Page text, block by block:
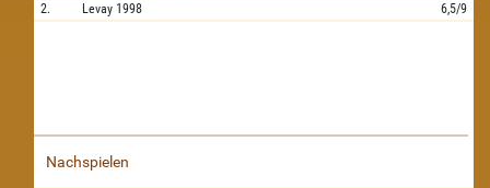
2.
Levay 1998 6,5/9
Nachspielen